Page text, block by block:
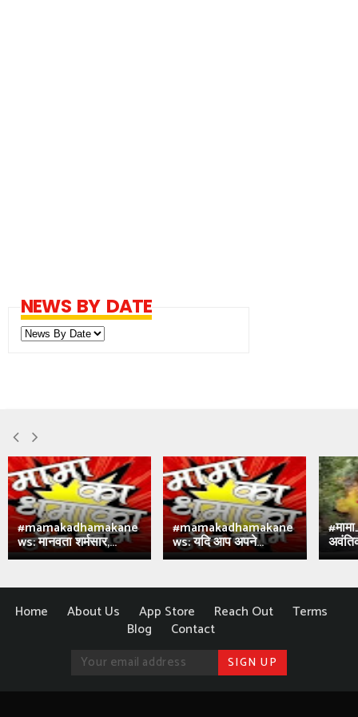
NEWS BY DATE
#mamakadhamakane
ws: मानवता शर्मसार,...
#mamakadhamakane
ws: यदि आप अपने...
Home About Us App Store Reach Out
Terms
Blog
Contact